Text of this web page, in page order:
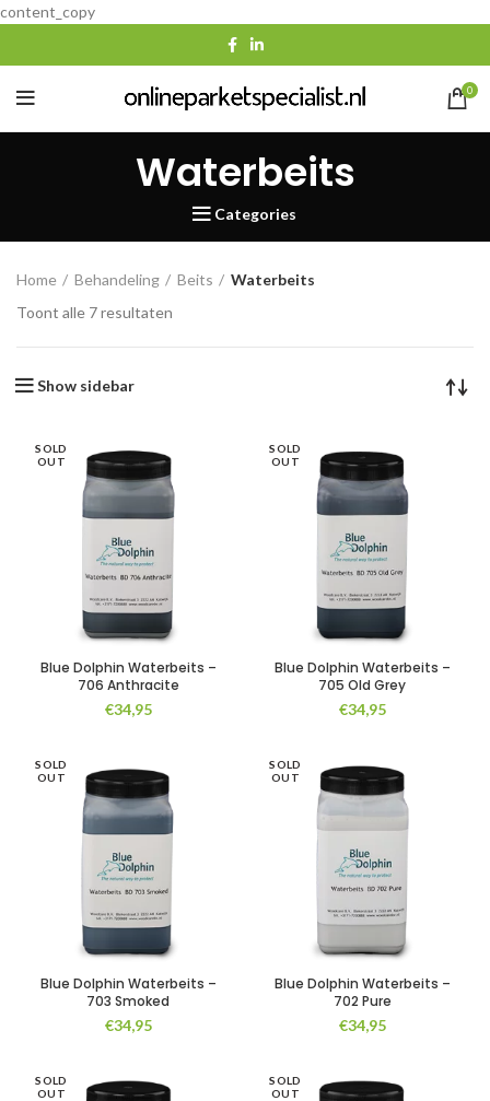
content_copy
0
Waterbeits
Categories
Home Behandeling Beits
Waterbeits
Toont alle 7 resultaten
Show sidebar
SOLD
OUT
Blue Dolphin Waterbeits –
706 Anthracite
€34,95
SOLD
OUT
Blue Dolphin Waterbeits –
705 Old Grey
€34,95
SOLD
OUT
Blue Dolphin Waterbeits –
703 Smoked
€34,95
SOLD
OUT
Blue Dolphin Waterbeits –
702 Pure
€34,95
SOLD
OUT
SOLD
OUT